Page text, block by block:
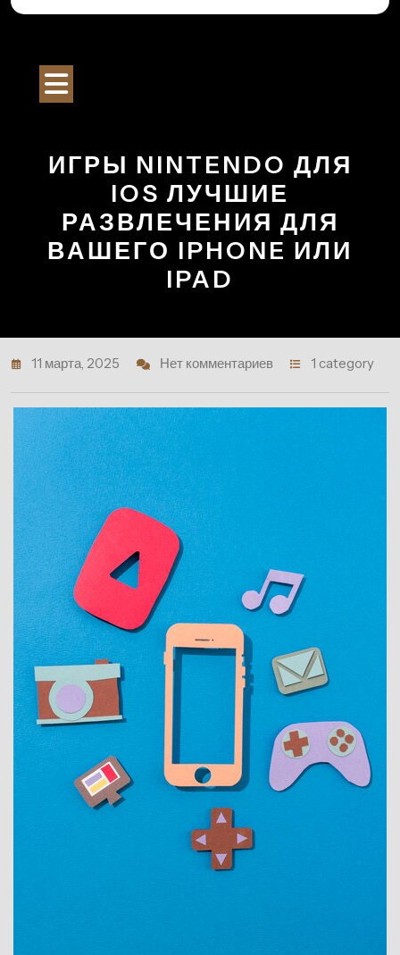
Перейти
ИГРЫ NINTENDO ДЛЯ
IOS ЛУЧШИЕ
РАЗВЛЕЧЕНИЯ ДЛЯ
ВАШЕГО IPHONE ИЛИ
IPAD
11 марта, 2025 Нет комментариев 1 category